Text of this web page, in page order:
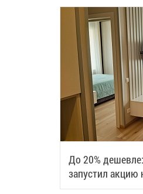
До 20%
запустил акцию